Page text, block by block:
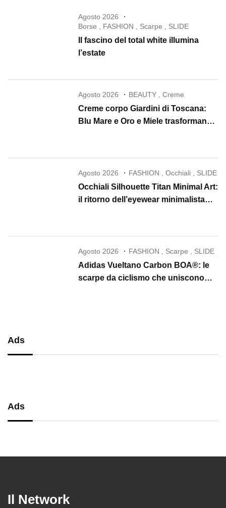
Agosto 2026
Borse
FASHION Scarpe SLIDE
Il fascino del total white illumina
l’estate
Agosto 2026 BEAUTY ,Creme
Creme corpo Giardini di Toscana:
Blu Mare e Oro e Miele trasformano
Agosto 2026 FASHION ,Occhiali SLIDE
Occhiali Silhouette Titan Minimal Art:
il ritorno dell’eyewear minimalista
Agosto 2026 FASHION Scarpe SLIDE
Adidas Vueltano Carbon BOA®: le
scarpe da ciclismo che uniscono
Ads
Ads
Il Network